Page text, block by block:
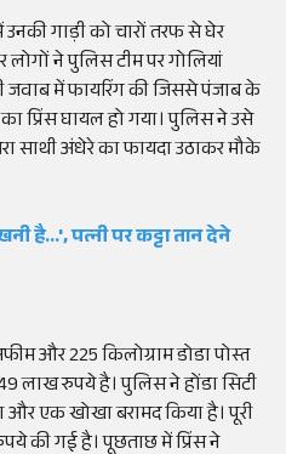
गाड़ी को चारों तरफ से घेर
ने पुलिस टीम पर गोलियां
जवाब में फायरिंग की जिससे पंजाब के
प्रिंस घायल हो गया। पुलिस ने उसे
साथी अंधेरे का फायदा उठाकर मौके
है...', पत्नी पर कट्टा तान देने
और 225 किलोग्राम डोडा पोस्त
लाख रुपये है। पुलिस ने होंडा सिटी
और एक खोखा बरामद किया है। पूरी
की गई है। पूछताछ में प्रिंस ने